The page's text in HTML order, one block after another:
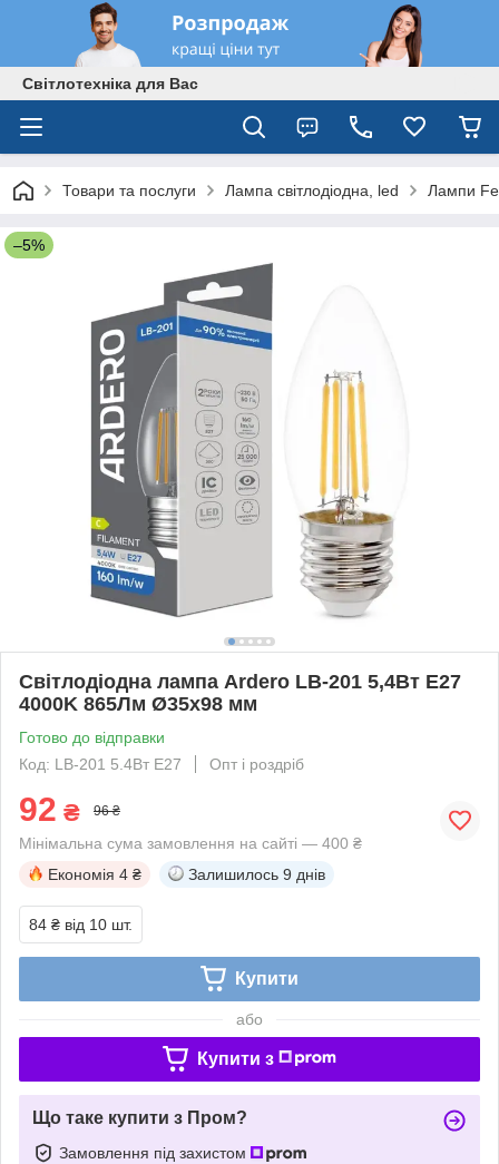
Світлотехніка для Вас
Товари та послуги Лампа світлодіодна, led Лампи
–5%
Світлодіодна лампа Ardero LB-201 5,4Вт E27
4000K 865Лм Ø35x98 мм
Готово до відправки
Код: LB-201 5.4Вт E27
Опт і роздріб
92 ₴ 96 ₴
Мінімальна сума замовлення на сайті — 400 ₴
Економія 4 ₴ Залишилось 9 днів
84 ₴ від 10 шт.
Купити
або
Купити з
Що таке купити з Пром?
Замовлення під захистом